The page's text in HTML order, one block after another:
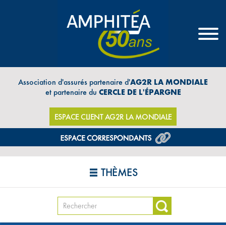
Association d'assurés partenaire d'AG2R LA MONDIALE
et partenaire du CERCLE DE L'ÉPARGNE
ESPACE CLIENT AG2R LA MONDIALE
THÈMES